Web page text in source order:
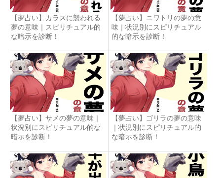
【夢占い】カラスに襲われる
夢の意味｜スピリチュアル的
な暗示を診断！
【夢占い】ニワトリの夢の意
味｜状況別にスピリチュアル
的な暗示を診断！
【夢占い】サメの夢の意味｜
状況別にスピリチュアル的な
暗示を診断！
【夢占い】ゴリラの夢の意味
｜状況別にスピリチュアル的
な暗示を診断！